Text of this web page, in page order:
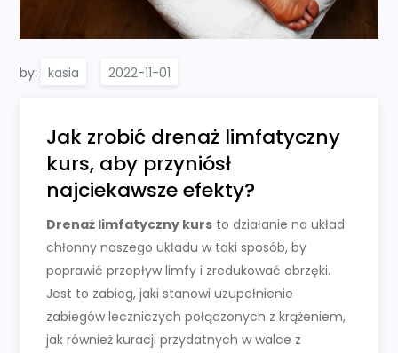
by: kasia
Jak zrobić drenaż limfatyczny
kurs, aby przyniósł
najciekawsze efekty?
Drenaż limfatyczny kurs to działanie na układ
chłonny naszego układu w taki sposób, by
poprawić przepływ limfy i zredukować obrzęki.
Jest to zabieg, jaki stanowi uzupełnienie
zabiegów leczniczych połączonych z krążeniem,
jak również kuracji przydatnych w walce z